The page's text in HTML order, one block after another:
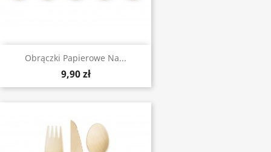
Obrączki Papierowe Na...
9,90 zł